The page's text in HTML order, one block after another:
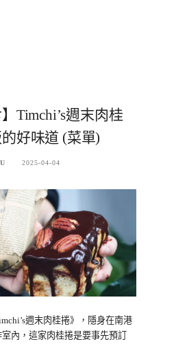
】Timchi’s週末肉桂
好味道 (菜單)
2025-04-04
週末肉桂捲》，隱身在南港
內，這家肉桂捲是要事先預訂